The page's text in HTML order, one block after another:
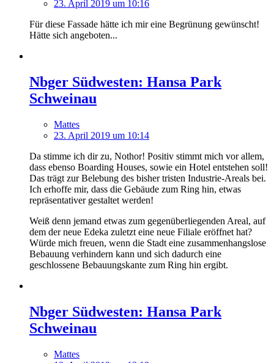
23. April 2019 um 10:16
Für diese Fassade hätte ich mir eine Begrünung gewünscht!
Hätte sich angeboten...
Nbger Südwesten: Hansa Park
Schweinau
Mattes
23. April 2019 um 10:14
Da stimme ich dir zu, Nothor! Positiv stimmt mich vor allem,
dass ebenso Boarding Houses, sowie ein Hotel entstehen soll!
Das trägt zur Belebung des bisher tristen Industrie-Areals bei.
Ich erhoffe mir, dass die Gebäude zum Ring hin, etwas
repräsentativer gestaltet werden!
Weiß denn jemand etwas zum gegenüberliegenden Areal, auf
dem der neue Edeka zuletzt eine neue Filiale eröffnet hat?
Würde mich freuen, wenn die Stadt eine zusammenhangslose
Bebauung verhindern kann und sich dadurch eine
geschlossene Bebauungskante zum Ring hin ergibt.
Nbger Südwesten: Hansa Park
Schweinau
Mattes